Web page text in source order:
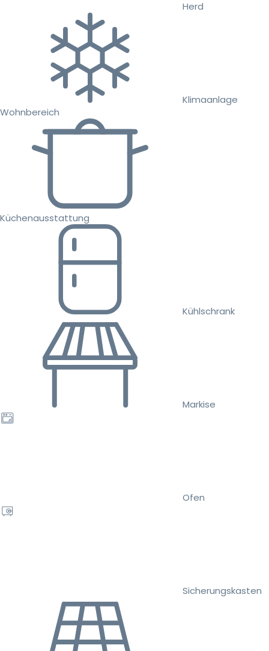
Herd
Klimaanlage
Wohnbereich
Küchenausstattung
Kühlschrank
Markise
Ofen
Sicherungskasten